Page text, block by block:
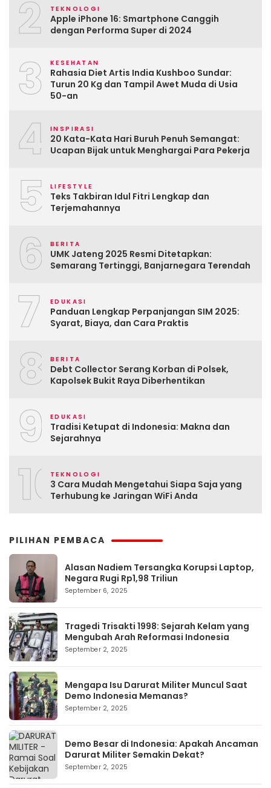
2 TEKNOLOGI
Apple iPhone 16: Smartphone Canggih
dengan Performa Super di 2024
3 KESEHATAN
Rahasia Diet Artis India Kushboo Sundar:
Turun 20 Kg dan Tampil Awet Muda di Usia
50-an
4 INSPIRASI
20 Kata-Kata Hari Buruh Penuh Semangat:
Ucapan Bijak untuk Menghargai Para Pekerja
5 LIFESTYLE
Teks Takbiran Idul Fitri Lengkap dan
Terjemahannya
6 BERITA
UMK Jateng 2025 Resmi Ditetapkan:
Semarang Tertinggi, Banjarnegara Terendah
7 EDUKASI
Panduan Lengkap Perpanjangan SIM 2025:
Syarat, Biaya, dan Cara Praktis
8 BERITA
Debt Collector Serang Korban di Polsek,
Kapolsek Bukit Raya Diberhentikan
9 EDUKASI
Tradisi Ketupat di Indonesia: Makna dan
Sejarahnya
10TEKNOLOGI
3 Cara Mudah Mengetahui Siapa Saja yang
Terhubung ke Jaringan WiFi Anda
PILIHAN PEMBACA
Alasan Nadiem Tersangka Korupsi Laptop,
Negara Rugi Rp1,98 Triliun
September 6, 2025
Tragedi Trisakti 1998: Sejarah Kelam yang
Mengubah Arah Reformasi Indonesia
September 2, 2025
Mengapa Isu Darurat Militer Muncul Saat
Demo Indonesia Memanas?
September 2, 2025
Demo Besar di Indonesia: Apakah Ancaman
Darurat Militer Semakin Dekat?
September 2, 2025